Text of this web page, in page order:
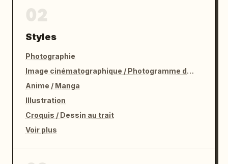
Styles
Photographie
Image cinématographique / Photogramme de film
Anime / Manga
Illustration
Croquis / Dessin au trait
Voir plus